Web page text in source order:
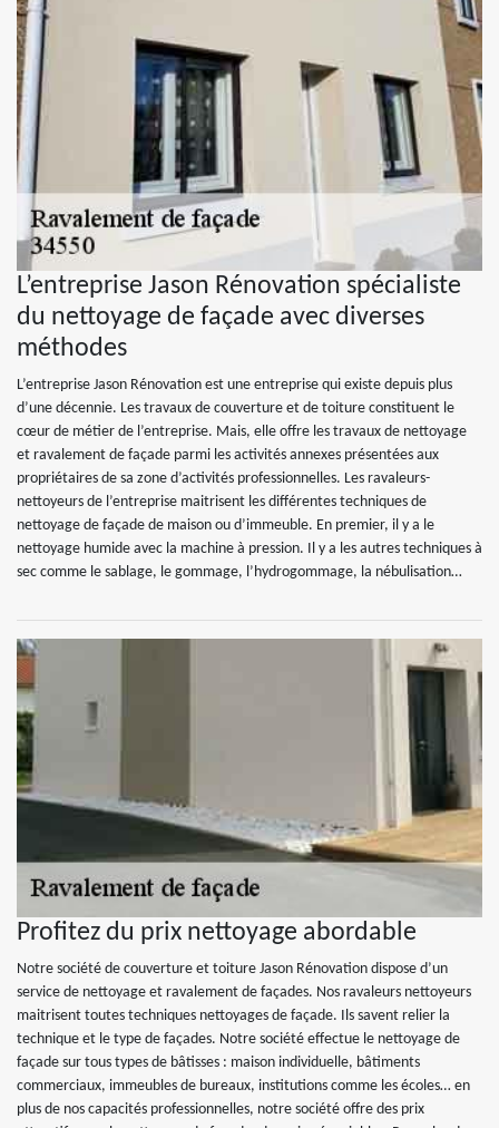
L’entreprise Jason Rénovation spécialiste
du nettoyage de façade avec diverses
méthodes
L’entreprise Jason Rénovation est une entreprise qui existe depuis plus
d’une décennie. Les travaux de couverture et de toiture constituent le
cœur de métier de l’entreprise. Mais, elle offre les travaux de nettoyage
et ravalement de façade parmi les activités annexes présentées aux
propriétaires de sa zone d’activités professionnelles. Les ravaleurs-
nettoyeurs de l’entreprise maitrisent les différentes techniques de
nettoyage de façade de maison ou d’immeuble. En premier, il y a le
nettoyage humide avec la machine à pression. Il y a les autres techniques à
sec comme le sablage, le gommage, l’hydrogommage, la nébulisation…
Profitez du prix nettoyage abordable
Notre société de couverture et toiture Jason Rénovation dispose d’un
service de nettoyage et ravalement de façades. Nos ravaleurs nettoyeurs
maitrisent toutes techniques nettoyages de façade. Ils savent relier la
technique et le type de façades. Notre société effectue le nettoyage de
façade sur tous types de bâtisses : maison individuelle, bâtiments
commerciaux, immeubles de bureaux, institutions comme les écoles… en
plus de nos capacités professionnelles, notre société offre des prix